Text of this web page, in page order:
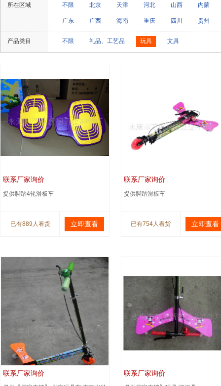
所在区域 不限 北京 天津 河北 山西 内蒙
广东 广西 海南 重庆 四川 贵州
产品类目 不限 礼品、工艺品 玩具 文具
联系厂家询价
提供脚踏4轮滑板车
已有889人看货 立即查看
联系厂家询价
提供脚踏滑板车 --
已有754人看货 立即查看
联系厂家询价 联系厂家询价